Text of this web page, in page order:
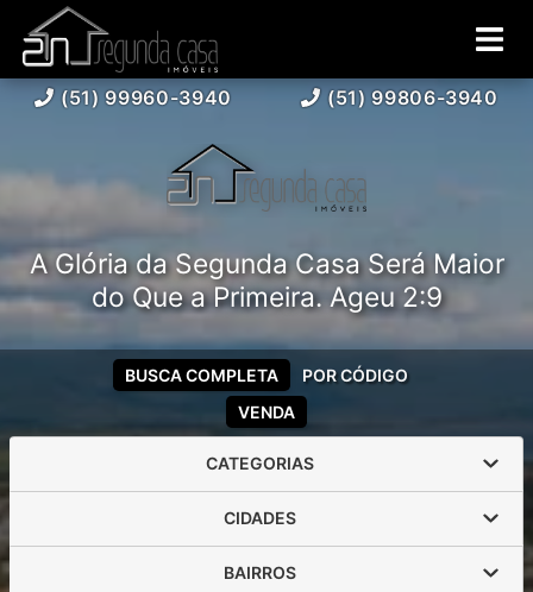
(51) 99960-3940 (51) 99806-3940
A Glória da Segunda Casa Será Maior
do Que a Primeira. Ageu 2:9
VENDA
BUSCA COMPLETA POR CÓDIGO
CATEGORIAS
CIDADES
BAIRROS